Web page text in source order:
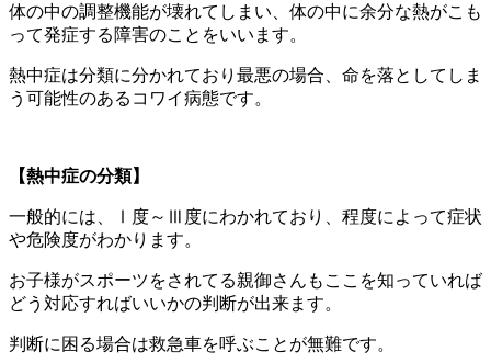
体の中の調整機能が壊れてしまい、体の中に余分な熱がこも
って発症する障害のことをいいます。
熱中症は分類に分かれており最悪の場合、命を落としてしま
う可能性のあるコワイ病態です。
【熱中症の分類】
一般的には、Ⅰ度～Ⅲ度にわかれており、程度によって症状
や危険度がわかります。
お子様がスポーツをされてる親御さんもここを知っていれば
どう対応すればいいかの判断が出来ます。
判断に困る場合は救急車を呼ぶことが無難です。